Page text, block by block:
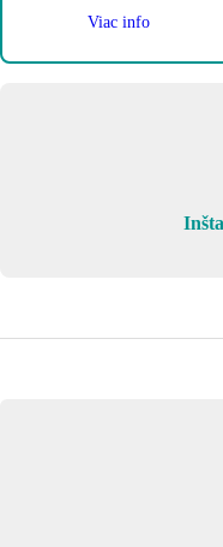
Viac info